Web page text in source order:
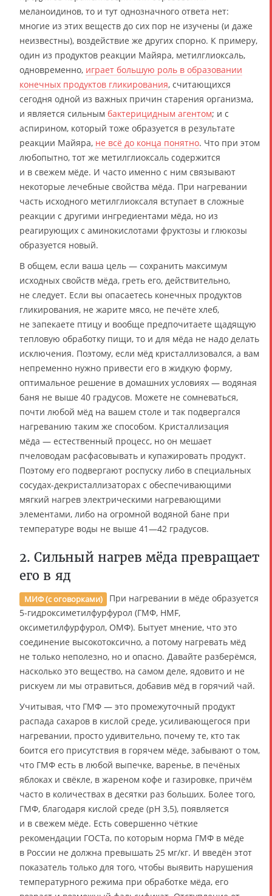
меланоидинов, то и тут однозначного ответа нет:
многие из этих веществ до сих пор не изучены (и даже
неизвестны), воздействие же других спорно. К примеру,
один из продуктов реакции Майяра, метилглиоксаль,
одновременно, играет большую роль в образовании
конечных продуктов гликирования, считающихся
сегодня одной из важных причин старения организма,
и является сильным бактерицидным агентом; и с
аспирином, который тоже образуется в результате
реакции Майяра, не всё до конца понятно. Что при этом
любопытно, тот же метилглиоксаль содержится
и в свежем мёде. И часто именно с ним связывают
некоторые лечебные свойства мёда. При нагревании
часть исходного метилглиоксаля вступает в сложные
реакции с другими ингредиентами мёда, но из
реагирующих с аминокислотами фруктозы и глюкозы
образуется новый.
В общем, если ваша цель — сохранить максимум
исходных свойств мёда, греть его, действительно,
не следует. Если вы опасаетесь конечных продуктов
гликирования, не жарите мясо, не печёте хлеб,
не запекаете птицу и вообще предпочитаете щадящую
тепловую обработку пищи, то и для мёда не надо делать
исключения. Поэтому, если мёд кристаллизовался, а вам
непременно нужно привести его в жидкую форму,
оптимальное решение в домашних условиях — водяная
баня не выше 40 градусов. Можете не сомневаться,
почти любой мёд на вашем столе и так подвергался
нагреванию таким же способом. Кристаллизация
мёда — естественный процесс, но он мешает
пчеловодам расфасовывать и купажировать продукт.
Поэтому его подвергают роспуску либо в специальных
сосудах-декристаллизаторах с обеспечивающими
мягкий нагрев электрическими нагревающими
элементами, либо на огромной водяной бане при
температуре воды не выше 41—42 градусов.
2. Сильный нагрев мёда превращает
его в яд
МИФ (с оговорками)
При нагревании в мёде образуется
5-гидроксиметилфурфурол (ГМФ, HMF,
оксиметилфурфурол, ОМФ). Бытует мнение, что это
соединение высокотоксично, а потому нагревать мёд
не только неполезно, но и опасно. Давайте разберёмся,
насколько это вещество, на самом деле, ядовито и не
рискуем ли мы отравиться, добавив мёд в горячий чай.
Учитывая, что ГМФ — это промежуточный продукт
распада сахаров в кислой среде, усиливающегося при
нагревании, просто удивительно, почему те, кто так
боится его присутствия в горячем мёде, забывают о том,
что ГМФ есть в любой выпечке, варенье, в печёных
яблоках и свёкле, в жареном кофе и газировке, причём
часто в количествах в десятки раз больших. Более того,
ГМФ, благодаря кислой среде (рН 3,5), появляется
и в свежем мёде. Есть совершенно чёткие
рекомендации ГОСТа, по которым норма ГМФ в мёде
в России не должна превышать 25 мг/кг. И введён этот
показатель только для того, чтобы выявить нарушения
температурного режима при обработке мёда, его